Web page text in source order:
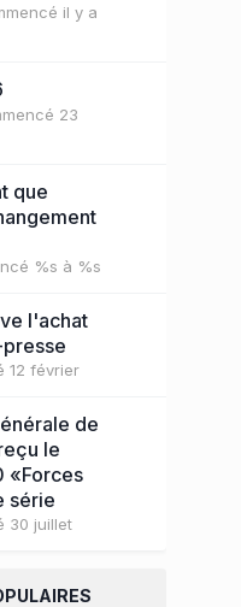
il y a
23
que
%s à %s
l'achat
presse
12 février
de
le
«Forces
série
30 juillet